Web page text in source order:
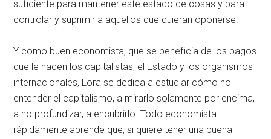
suficiente para mantener este estado de cosas y para
controlar y suprimir a aquellos que quieran oponerse.
Y como buen economista, que se beneficia de los pagos
que le hacen los capitalistas, el Estado y los organismos
internacionales, Lora se dedica a estudiar cómo no
entender el capitalismo, a mirarlo solamente por encima,
a no profundizar, a encubrirlo. Todo economista
rápidamente aprende que, si quiere tener una buena